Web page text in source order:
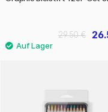
29.50 €